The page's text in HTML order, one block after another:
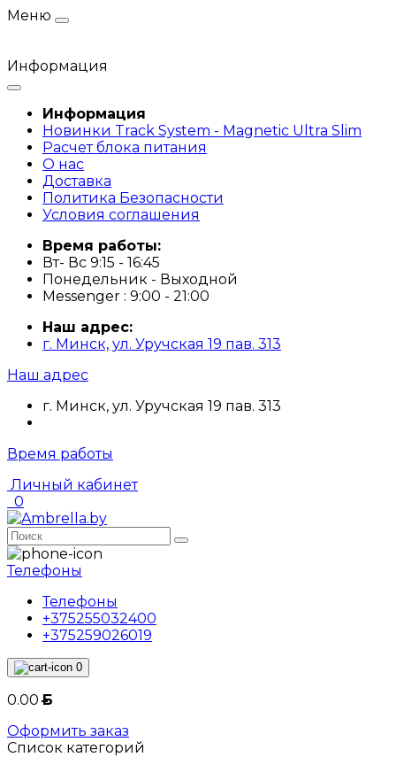
Меню
Информация
Информация
Новинки Track System - Magnetic Ultra Slim
Расчет блока питания
О нас
Доставка
Политика Безопасности
Условия соглашения
Время работы:
Вт- Вс 9:15 - 16:45
Понедельник - Выходной
Messenger : 9:00 - 21:00
Наш адрес:
г. Минск, ул. Уручская 19 пав. 313
Наш адрес
г. Минск, ул. Уручская 19 пав. 313
Время работы
Личный кабинет
0
Телефоны
Телефоны
+375255032400
+375259026019
0
0.00Б
Оформить заказ
Список категорий